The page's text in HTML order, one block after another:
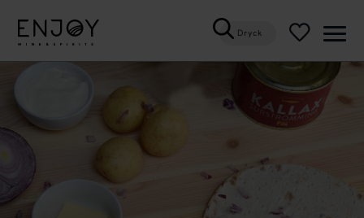
Dryck